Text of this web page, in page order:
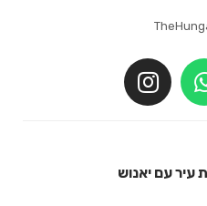
עיר עם יאנוש